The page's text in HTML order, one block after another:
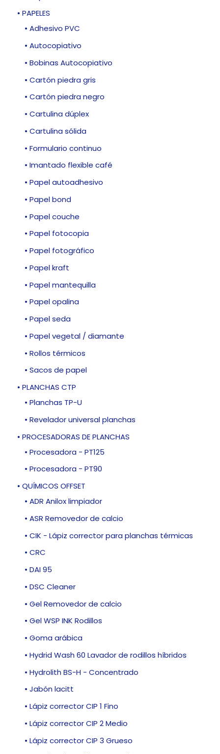
• PAPELES
• Adhesivo PVC
• Autocopiativo
• Bobinas Autocopiativo
• Cartón piedra gris
• Cartón piedra negro
• Cartulina dúplex
• Cartulina sólida
• Formulario continuo
• Imantado flexible café
• Papel autoadhesivo
• Papel bond
• Papel couche
• Papel fotocopia
• Papel fotográfico
• Papel kraft
• Papel mantequilla
• Papel opalina
• Papel seda
• Papel vegetal / diamante
• Rollos térmicos
• Sacos de papel
• PLANCHAS CTP
• Planchas TP-U
• Revelador universal planchas
• PROCESADORAS DE PLANCHAS
• Procesadora - PT125
• Procesadora - PT90
• QUÍMICOS OFFSET
• ADR Anilox limpiador
• ASR Removedor de calcio
• CIK - Lápiz corrector para planchas térmicas
• CRC
• DAI 95
• DSC Cleaner
• Gel Removedor de calcio
• Gel WSP INK Rodillos
• Goma arábica
• Hydrid Wash 60 Lavador de rodillos híbridos
• Hydrolith BS-H - Concentrado
• Jabón lacitt
• Lápiz corrector CIP 1 Fino
• Lápiz corrector CIP 2 Medio
• Lápiz corrector CIP 3 Grueso